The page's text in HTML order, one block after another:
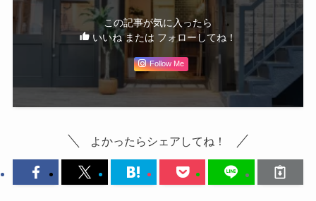
この記事が気に入ったら
いいね または フォローしてね！
Follow Me
よかったらシェアしてね！